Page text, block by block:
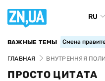
RU
ВАЖНЫЕ ТЕМЫ Смена
ГЛАВНАЯ ВНУТРЕННЯЯ
ПРОСТО ЦИТАТА